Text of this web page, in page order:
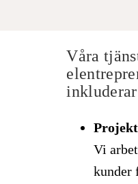
Våra
Vi
kunder